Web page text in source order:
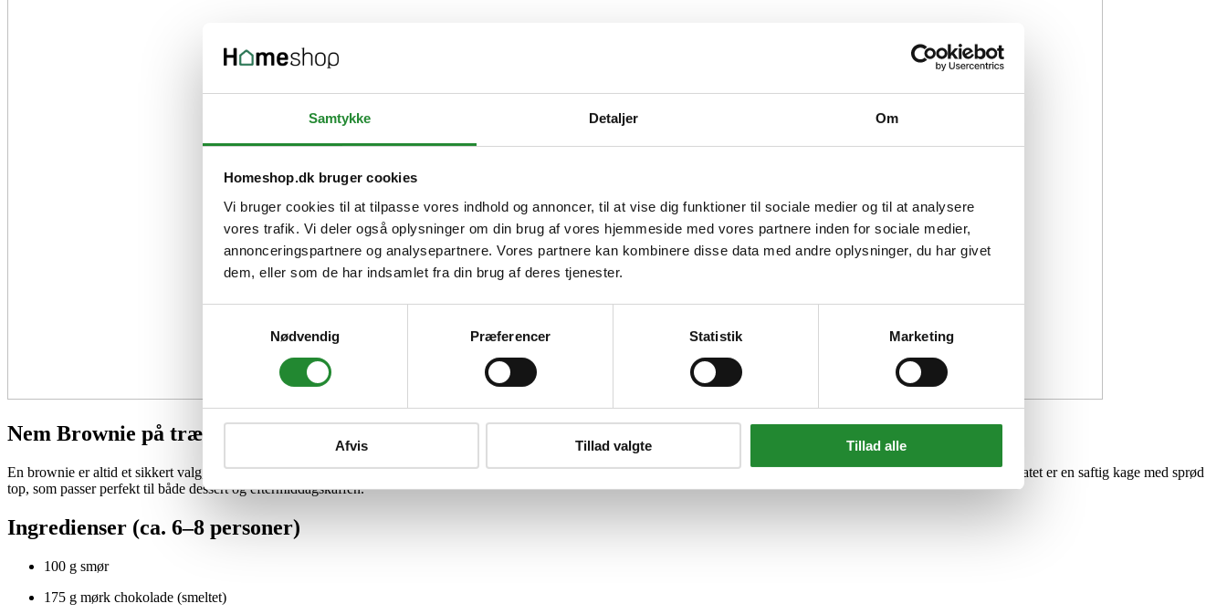
Samtykke Detaljer Om
Homeshop.dk bruger cookies
Vi bruger cookies til at tilpasse vores indhold og annoncer, til at vise dig funktioner til sociale medier og til at analysere
vores trafik. Vi deler også oplysninger om din brug af vores hjemmeside med vores partnere inden for sociale medier,
annonceringspartnere og analysepartnere. Vores partnere kan kombinere disse data med andre oplysninger, du har givet
dem, eller som de har indsamlet fra din brug af deres tjenester.
Nødvendig
Præferencer Statistik Marketing
Afvis Tillad valgte Tillad alle
Nem Brownie på træpillegrill
En brownie er altid et sikkert valg, når der skal serveres noget sødt og lækkert. Denne opskrift er enkel at lave, kræver få ingredienser og kan tilberedes på en træpillegrill. Resultatet er en saftig kage med sprød
top, som passer perfekt til både dessert og eftermiddagskaffen.
Ingredienser (ca. 6–8 personer)
100 g smør
175 g mørk chokolade (smeltet)